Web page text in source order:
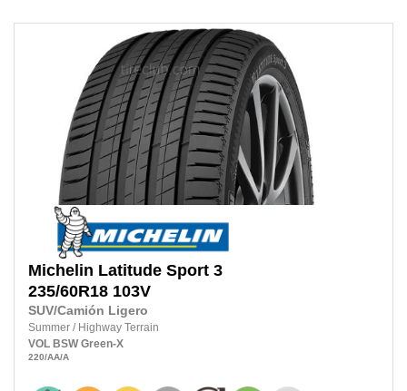
Michelin Latitude Sport 3
235/60R18 103V
SUV/Camión Ligero
Summer / Highway Terrain
VOL BSW Green-X
220/AA/A